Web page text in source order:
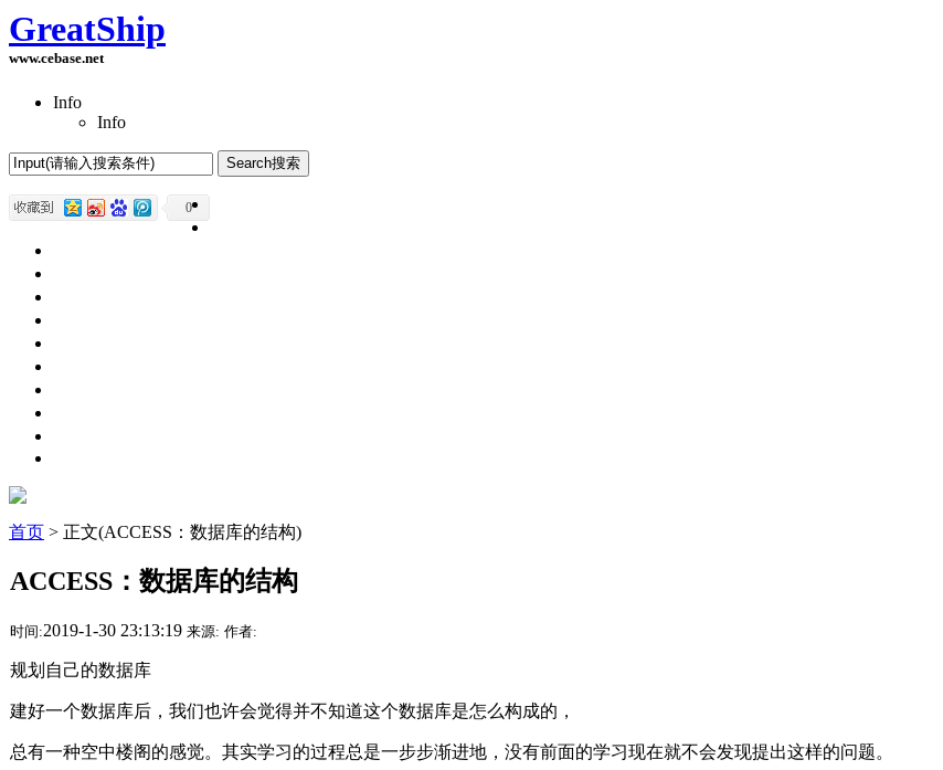
GreatShip
www.cebase.net
Info
Info
0
首页 > 正文(ACCESS：数据库的结构)
ACCESS：数据库的结构
时间:2019-1-30 23:13:19 来源: 作者:
规划自己的数据库
建好一个数据库后，我们也许会觉得并不知道这个数据库是怎么构成的，
总有一种空中楼阁的感觉。其实学习的过程总是一步步渐进地，没有前面的学习现在就不会发现提出这样的问题。